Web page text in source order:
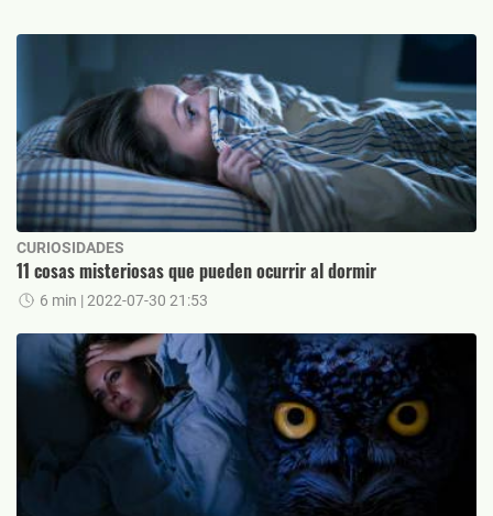
CURIOSIDADES
11 cosas misteriosas que pueden ocurrir al dormir
6 min | 2022-07-30 21:53